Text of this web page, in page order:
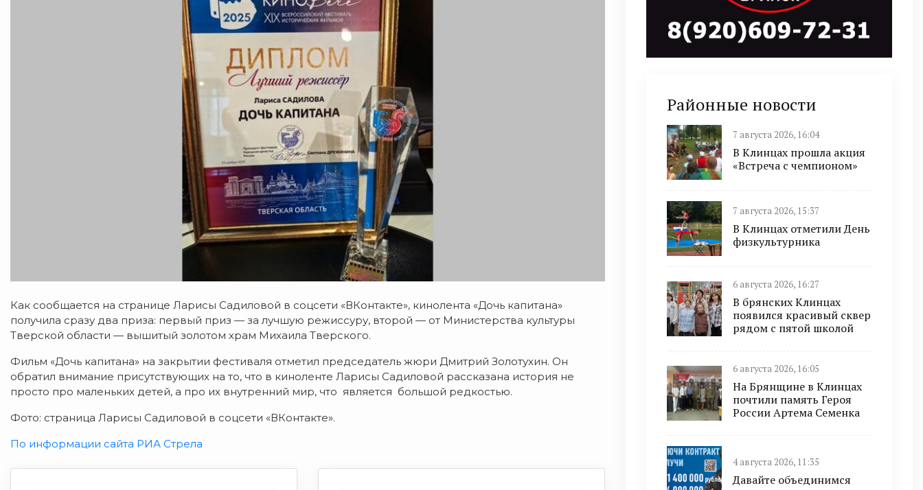
Как сообщается на странице Ларисы Садиловой в соцсети «ВКонтакте», кинолента «Дочь капитана»
получила сразу два приза: первый приз — за лучшую режиссуру, второй — от Министерства культуры
Тверской области — вышитый золотом храм Михаила Тверского.
Фильм «Дочь капитана» на закрытии фестиваля отметил председатель жюри Дмитрий Золотухин. Он
обратил внимание присутствующих на то, что в киноленте Ларисы Садиловой рассказана история не
просто про маленьких детей, а про их внутренний мир, что является большой редкостью.
Фото: страница Ларисы Садиловой в соцсети «ВКонтакте».
По информации сайта РИА Стрела
Районные новости
7 августа 2026, 16:04
В Клинцах прошла акция
«Встреча с чемпионом»
7 августа 2026, 15:37
В Клинцах отметили День
физкультурника
6 августа 2026, 16:27
В брянских Клинцах
появился красивый сквер
рядом с пятой школой
6 августа 2026, 16:05
На Брянщине в Клинцах
почтили память Героя
России Артема Семенка
4 августа 2026, 11:35
Давайте объединимся